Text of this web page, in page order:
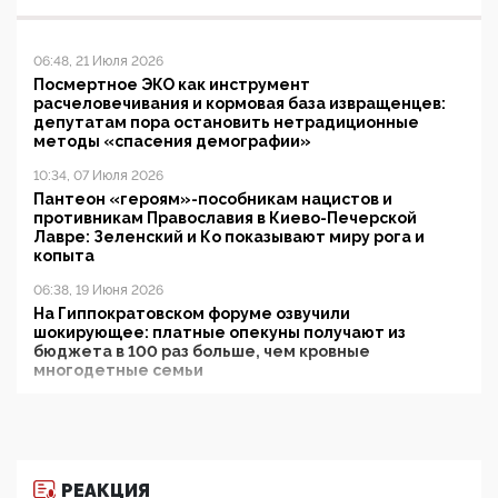
06:48, 21 Июля 2026
Посмертное ЭКО как инструмент
расчеловечивания и кормовая база извращенцев:
депутатам пора остановить нетрадиционные
методы «спасения демографии»
10:34, 07 Июля 2026
Пантеон «героям»-пособникам нацистов и
противникам Православия в Киево-Печерской
Лавре: Зеленский и Ко показывают миру рога и
копыта
06:38, 19 Июня 2026
На Гиппократовском форуме озвучили
шокирующее: платные опекуны получают из
бюджета в 100 раз больше, чем кровные
многодетные семьи
РЕАКЦИЯ